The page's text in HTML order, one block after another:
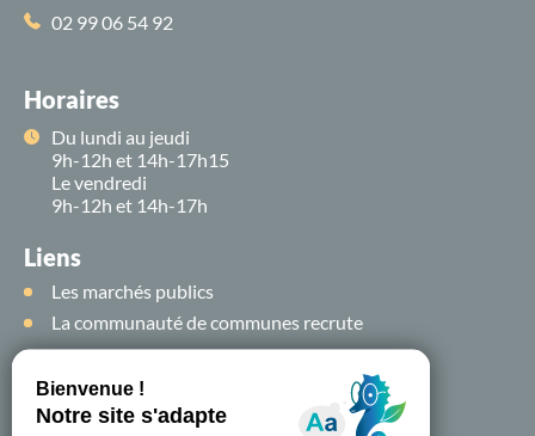
02 99 06 54 92
Horaires
Du lundi au jeudi
9h-12h et 14h-17h15
Le vendredi
9h-12h et 14h-17h
Liens
Les marchés publics
La communauté de communes recrute
Suivez-nous sur
les